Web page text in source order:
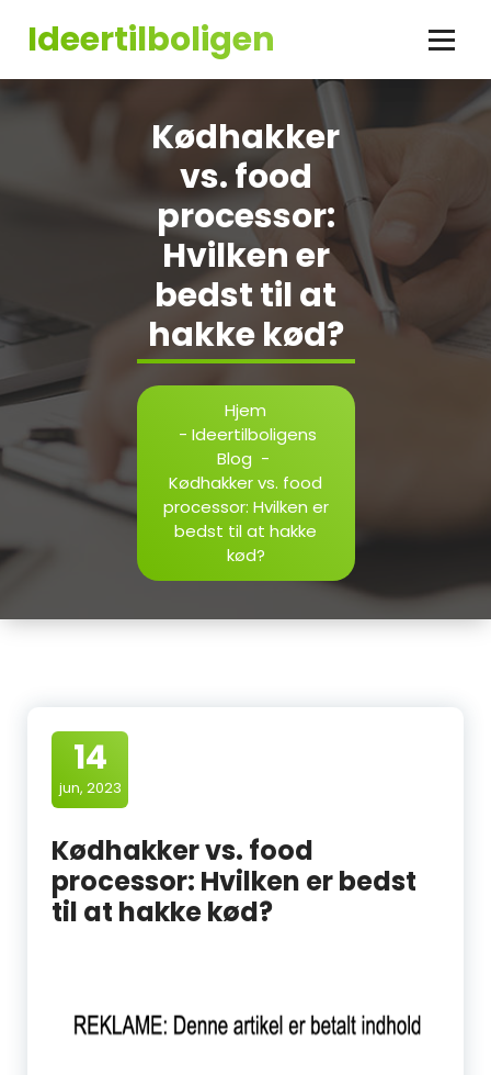
Ideertilboligen
Kødhakker
vs. food
processor:
Hvilken er
bedst til at
hakke kød?
Hjem
- Ideertilboligens
Blog -
Kødhakker vs. food
processor: Hvilken er
bedst til at hakke
kød?
14
jun, 2023
Kødhakker vs. food
processor: Hvilken er bedst
til at hakke kød?